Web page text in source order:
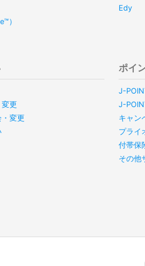
）
Edy
更
変更
ポイ
J-
J-
キャン
プライ
付帯保
その他